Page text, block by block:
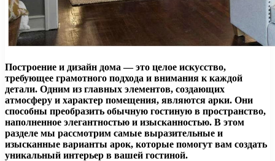
Построение и дизайн дома — это целое искусство,
требующее грамотного подхода и внимания к каждой
детали. Одним из главных элементов, создающих
атмосферу и характер помещения, являются арки. Они
способны преобразить обычную гостиную в пространство,
наполненное элегантностью и изысканностью. В этом
разделе мы рассмотрим самые выразительные и
изысканные варианты арок, которые помогут вам создать
уникальный интерьер в вашей гостиной.